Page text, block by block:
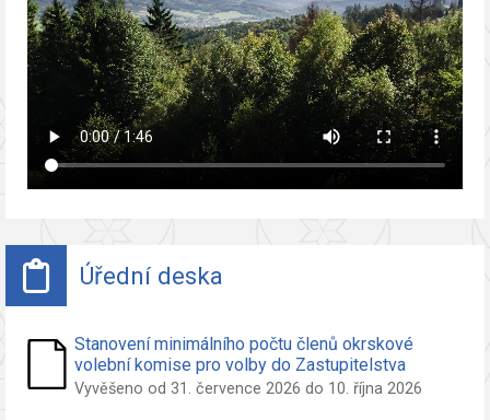
Úřední deska
Stanovení minimálního počtu členů okrskové
volební komise pro volby do Zastupitelstva
obce Pržno
Vyvěšeno od 31. července 2026 do 10. října 2026